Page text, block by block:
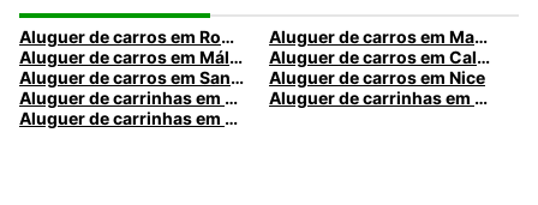
Aluguer de carros em Roma
Aluguer de carros em Madrid
Aluguer de carros em Málaga
Aluguer de carros em Caldas da Rainha
Aluguer de carros em Santa Maria da Feira
Aluguer de carros em Nice
Aluguer de carrinhas em Nice
Aluguer de carrinhas em Santa Maria da Feira
Aluguer de carrinhas em Caldas da Rainha